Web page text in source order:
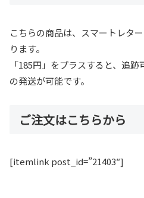
こちらの商品は、スマートレタ
ります。
「185円」をプラスすると、追
の発送が可能です。
ご注文はこちらから
[itemlink post_id=”21403″]